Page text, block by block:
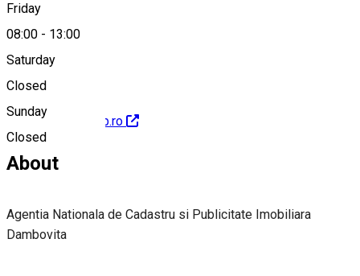
Friday
08:00 - 13:00
Saturday
Closed
Sunday
Closed
db@ancpi.ro
http://www.ocpidb.ro
About
Agentia Nationala de Cadastru si Publicitate Imobiliara
Dambovita